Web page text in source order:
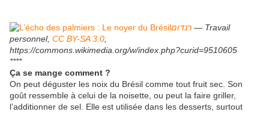
רנדום — Travail
personnel, CC BY-SA 3.0
https://commons.wikimedia.org/w/index.php?curid=9510605
****
Ça se mange comment ?
On peut déguster les noix du Brésil comme tout fruit sec. Son
goût ressemble à celui de la noisette, ou peut la faire griller,
l’additionner de sel. Elle est utilisée dans les desserts, surtout